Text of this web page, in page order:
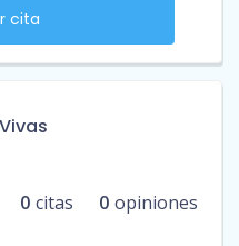
cita
0 citas 0 opiniones